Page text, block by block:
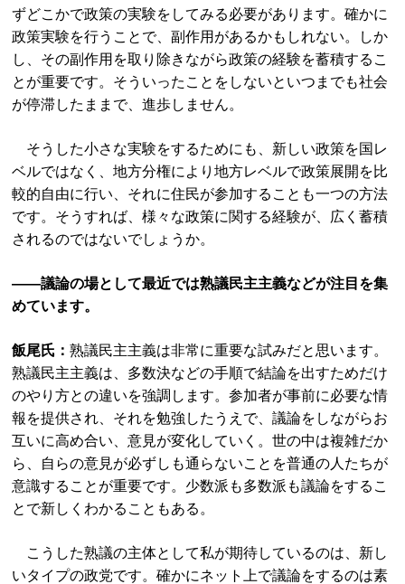
ずどこかで政策の実験をしてみる必要があります。確かに
政策実験を行うことで、副作用があるかもしれない。しか
し、その副作用を取り除きながら政策の経験を蓄積するこ
とが重要です。そういったことをしないといつまでも社会
が停滞したままで、進歩しません。
そうした小さな実験をするためにも、新しい政策を国レ
ベルではなく、地方分権により地方レベルで政策展開を比
較的自由に行い、それに住民が参加することも一つの方法
です。そうすれば、様々な政策に関する経験が、広く蓄積
されるのではないでしょうか。
――議論の場として最近では熟議民主主義などが注目を集
めています。
飯尾氏：熟議民主主義は非常に重要な試みだと思います。
熟議民主主義は、多数決などの手順で結論を出すためだけ
のやり方との違いを強調します。参加者が事前に必要な情
報を提供され、それを勉強したうえで、議論をしながらお
互いに高め合い、意見が変化していく。世の中は複雑だか
ら、自らの意見が必ずしも通らないことを普通の人たちが
意識することが重要です。少数派も多数派も議論をするこ
とで新しくわかることもある。
こうした熟議の主体として私が期待しているのは、新し
いタイプの政党です。確かにネット上で議論をするのは素